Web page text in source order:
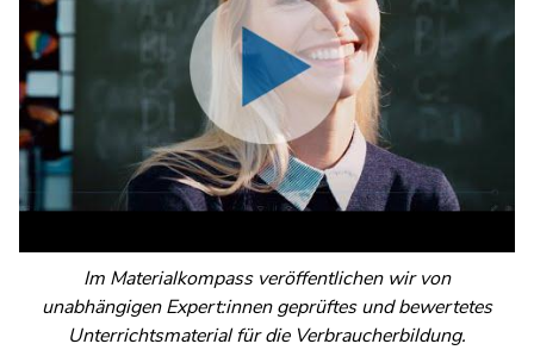
Im Materialkompass veröffentlichen wir von
unabhängigen Expert:innen geprüftes und bewertetes
Unterrichtsmaterial für die Verbraucherbildung.